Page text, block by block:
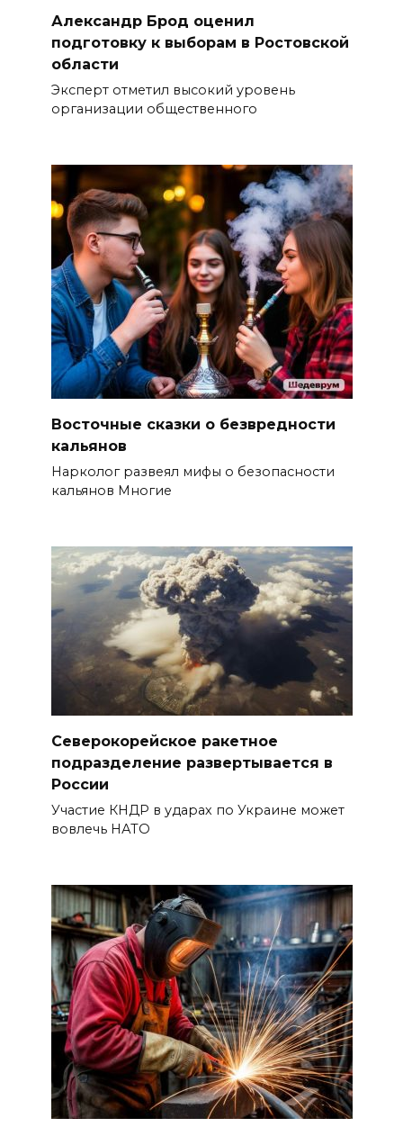
Александр Брод оценил
подготовку к выборам в Ростовской
области
Эксперт отметил высокий уровень
организации общественного
Восточные сказки о безвредности
кальянов
Нарколог развеял мифы о безопасности
кальянов Многие
Северокорейское ракетное
подразделение развертывается в
России
Участие КНДР в ударах по Украине может
вовлечь НАТО